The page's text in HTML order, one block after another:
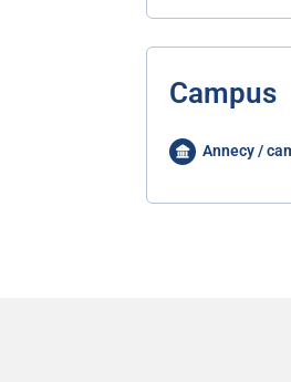
Campus
Annecy /